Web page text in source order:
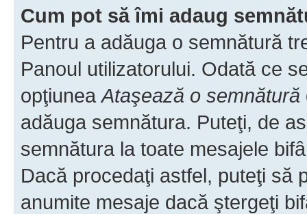
Cum pot să îmi adaug
Pentru a adăuga o semnătură
Panoul utilizatorului. Odată ce
opţiuneaAtaşează o semnătură
adăuga semnătura. Puteţi, de
semnătura la toate mesajele
Dacă procedaţi astfel, puteţi să
anumite mesaje dacă ştergeţi